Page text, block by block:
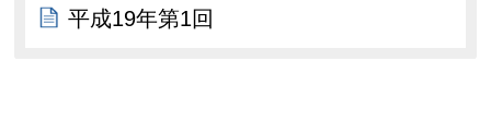
平成19年第1回